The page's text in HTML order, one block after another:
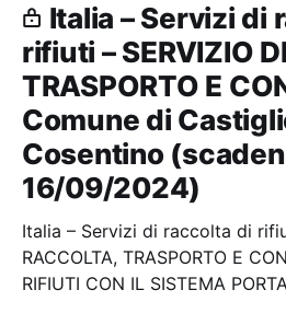
Italia – Servizi di
rifiuti – SERVIZIO
TRASPORTO E
Comune di
Cosentino
16/09/2024)
Italia – Servizi di raccolta di
RACCOLTA, TRASPORTO E
RIFIUTI CON IL SISTEMA